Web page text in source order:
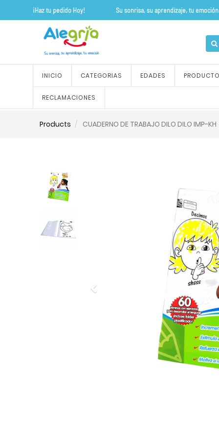
¡Haz tu pedido Hoy! Su sonrisa, su
INICIO CATEGORIAS EDADES
RECLAMACIONES
Products CUADERNO DE TRABAJO DILO DILO IMP-KH